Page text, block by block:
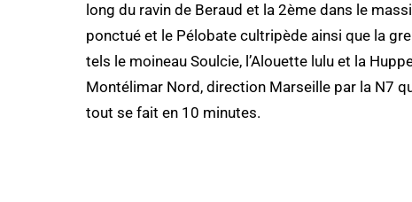
long du ravin de Beraud et la 2ème dans le
ponctué et le Pélobate cultripède ainsi que la
tels le moineau Soulcie, l’Alouette lulu et la
Montélimar Nord, direction Marseille par la N7
tout se fait en 10 minutes.